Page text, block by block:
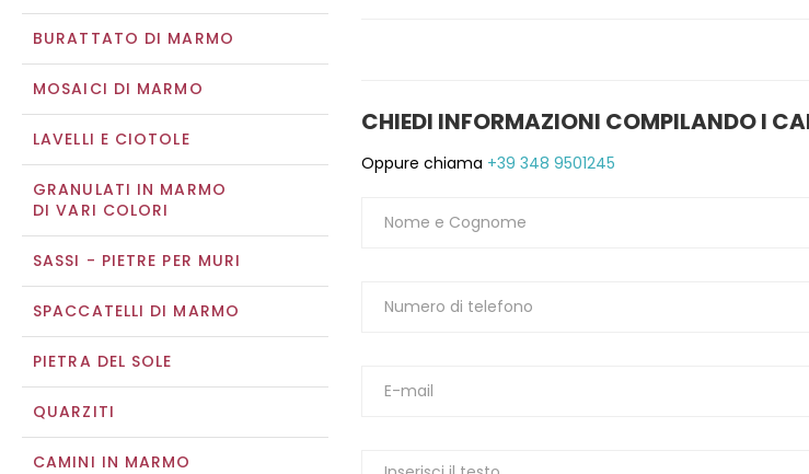
BURATTATO DI MARMO
MOSAICI DI MARMO
LAVELLI E CIOTOLE
GRANULATI IN MARMO
DI VARI COLORI
SASSI - PIETRE PER MURI
SPACCATELLI DI MARMO
PIETRA DEL SOLE
QUARZITI
CAMINI IN MARMO
CHIEDI INFORMAZIONI COMPILANDO I
Oppure chiama +39 348 9501245